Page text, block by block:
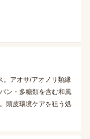
。アオサ/アオノリ類縁
ン・多糖類を含む和風
頭皮環境ケアを狙う処